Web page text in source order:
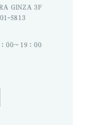
GINZA 3F
5813
00～19：00